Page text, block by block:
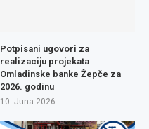
Potpisani ugovori za
realizaciju projekata
Omladinske banke Žepče za
2026. godinu
10. Juna 2026.